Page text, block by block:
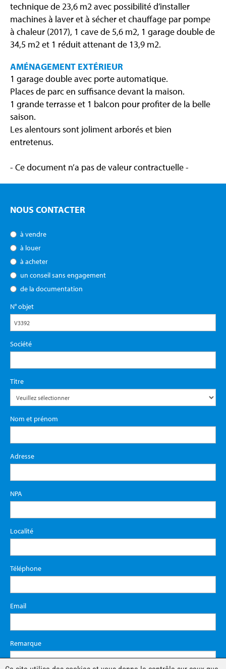
technique de 23,6 m2 avec possibilité d’installer
machines à laver et à sécher et chauffage par pompe
à chaleur (2017), 1 cave de 5,6 m2, 1 garage double de
34,5 m2 et 1 réduit attenant de 13,9 m2.
AMÉNAGEMENT EXTÉRIEUR
1 garage double avec porte automatique.
Places de parc en suffisance devant la maison.
1 grande terrasse et 1 balcon pour profiter de la belle
saison.
Les alentours sont joliment arborés et bien
entretenus.
- Ce document n’a pas de valeur contractuelle -
NOUS CONTACTER
à vendre
à louer
à acheter
un conseil sans engagement
de la documentation
N° objet
Société
Titre
Nom et prénom
Adresse
NPA
Localité
Téléphone
Email
Remarque